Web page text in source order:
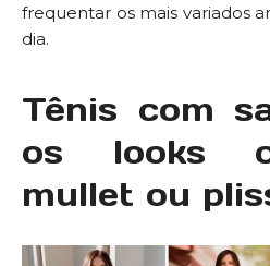
frequentar os mais variados
dia.
Tênis com
os looks
mullet ou